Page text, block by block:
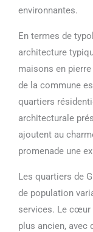
environnantes.
En termes de
architecture
maisons en
de la commune
quartiers
architecturale
ajoutent au
promenade une
Les quartiers de
de population
services. Le cœur
plus ancien, avec